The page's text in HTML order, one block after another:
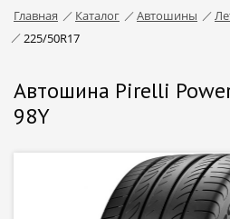
Главная Каталог Автошины
225/50R17
Автошина Pirelli
98Y